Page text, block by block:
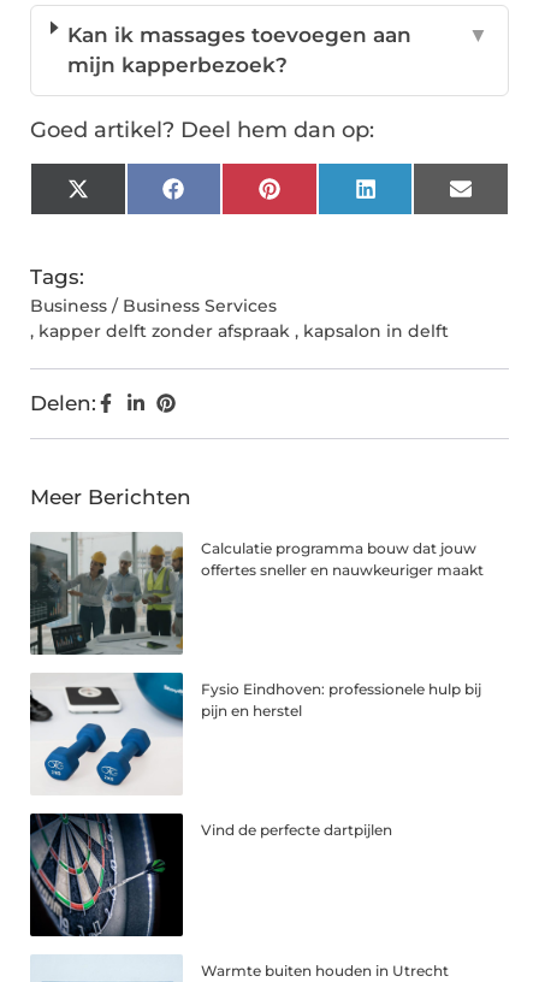
Kan ik massages toevoegen aan
mijn kapperbezoek?
▼
Goed artikel? Deel hem dan op:
X
(Twitter)
FacebookPinterestLinkedInEmail
Tags:
Business / Business Services
, kapper delft zonder afspraak , kapsalon in delft
Delen:
Meer Berichten
Calculatie programma bouw dat jouw
offertes sneller en nauwkeuriger maakt
Fysio Eindhoven: professionele hulp bij
pijn en herstel
Vind de perfecte dartpijlen
Warmte buiten houden in Utrecht